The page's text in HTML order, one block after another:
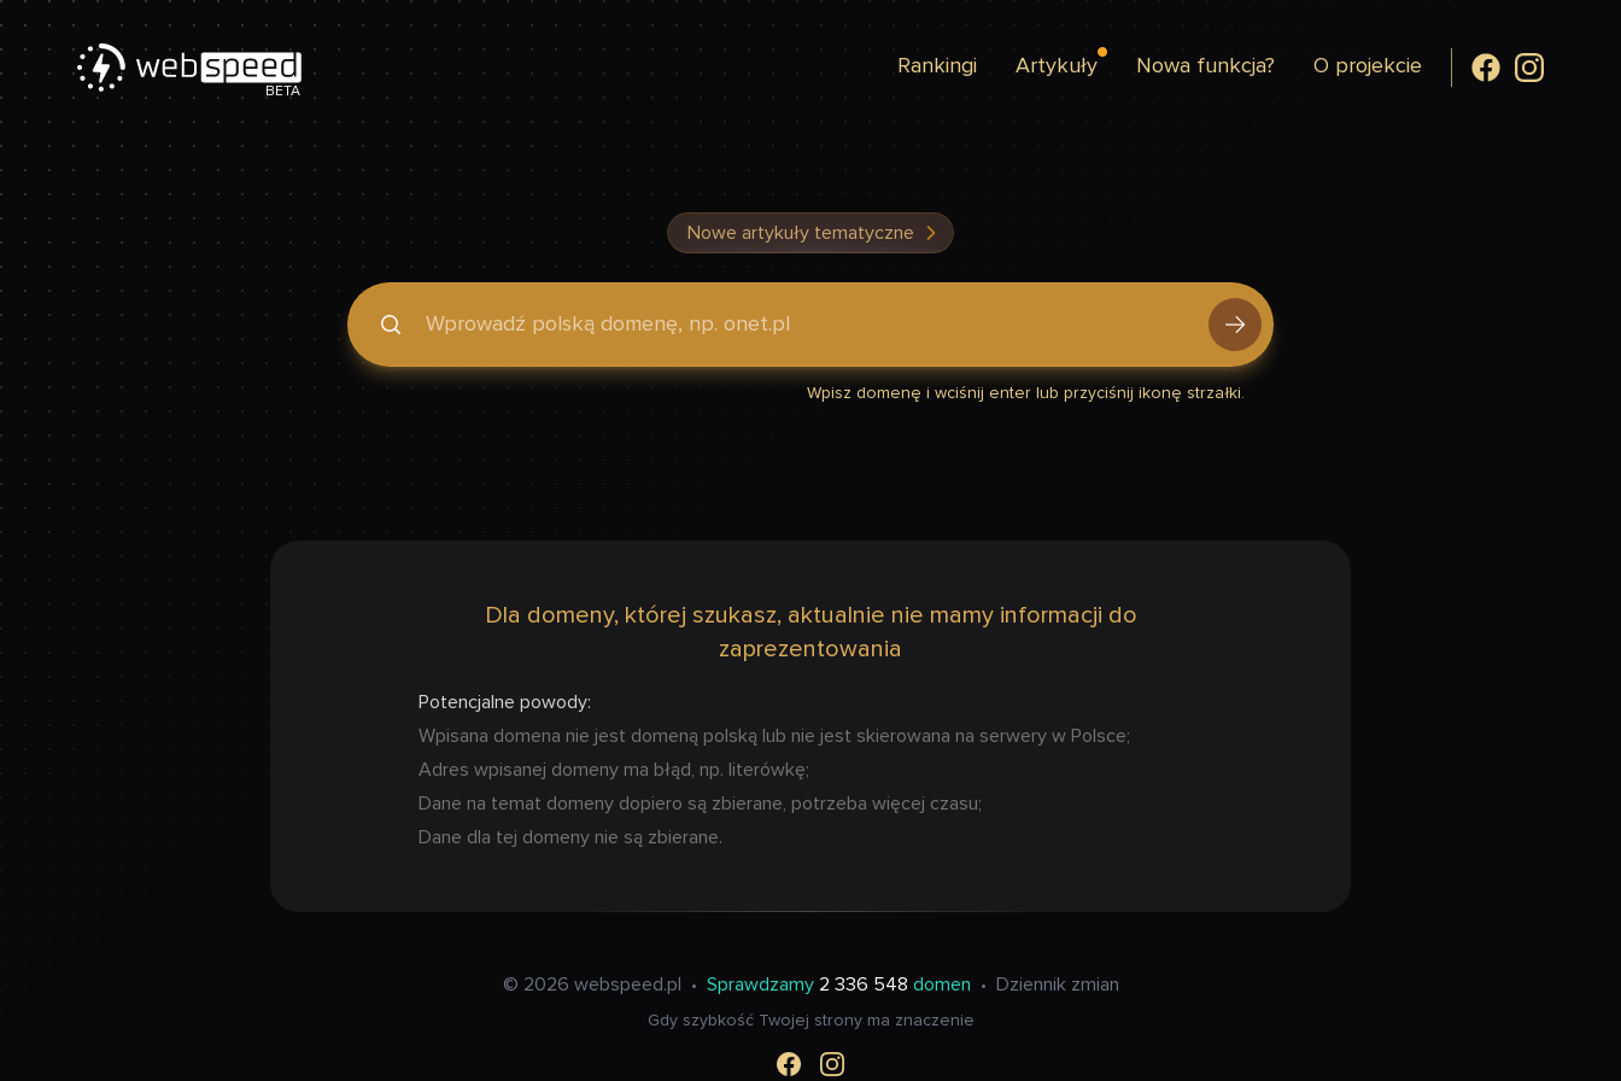
BETA
Rankingi Artykuły Nowa funkcja? O projekcie
Nowe artykuły tematyczne
Podaj domenę, by sprawdzić, czy Twoja strona jest szybka
Wpisz domenę i wciśnij enter lub przyciśnij ikonę strzałki.
Dla domeny, której szukasz, aktualnie nie mamy informacji do
zaprezentowania
Potencjalne powody:
Wpisana domena nie jest domeną polską lub nie jest skierowana na serwery w Polsce;
Adres wpisanej domeny ma błąd, np. literówkę;
Dane na temat domeny dopiero są zbierane, potrzeba więcej czasu;
Dane dla tej domeny nie są zbierane.
© 2026 webspeed.pl • Sprawdzamy 2 336 548 domen • Dziennik zmian
Gdy szybkość Twojej strony ma znaczenie